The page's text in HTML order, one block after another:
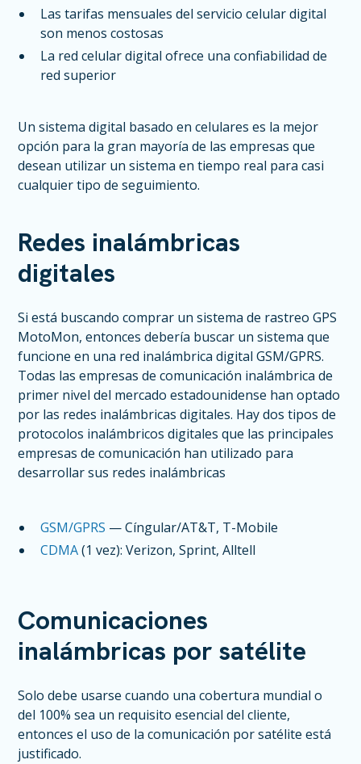
Las tarifas mensuales del servicio celular digital
son menos costosas
La red celular digital ofrece una confiabilidad de
red superior
Un sistema digital basado en celulares es la mejor
opción para la gran mayoría de las empresas que
desean utilizar un sistema en tiempo real para casi
cualquier tipo de seguimiento.
Redes inalámbricas
digitales
Si está buscando comprar un sistema de rastreo GPS
MotoMon, entonces debería buscar un sistema que
funcione en una red inalámbrica digital GSM/GPRS.
Todas las empresas de comunicación inalámbrica de
primer nivel del mercado estadounidense han optado
por las redes inalámbricas digitales. Hay dos tipos de
protocolos inalámbricos digitales que las principales
empresas de comunicación han utilizado para
desarrollar sus redes inalámbricas
GSM/GPRS — Cíngular/AT&T, T-Mobile
CDMA(1 vez): Verizon, Sprint, Alltell
Comunicaciones
inalámbricas por satélite
Solo debe usarse cuando una cobertura mundial o
del 100% sea un requisito esencial del cliente,
entonces el uso de la comunicación por satélite está
justificado.